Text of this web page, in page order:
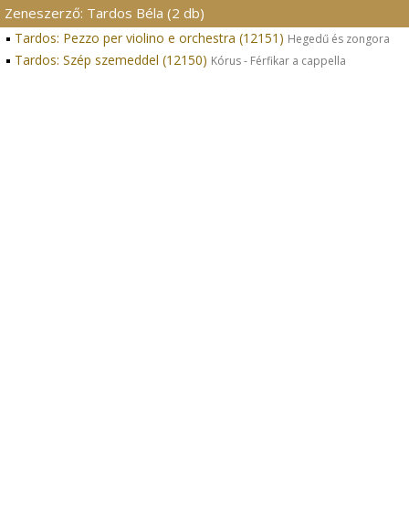
Zeneszerző: Tardos Béla (2 db)
Tardos: Pezzo per violino e orchestra (12151) Hegedű és zongora
Tardos: Szép szemeddel (12150) Kórus - Férfikar a cappella